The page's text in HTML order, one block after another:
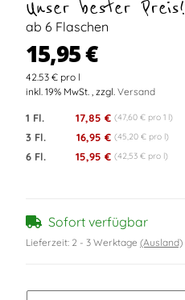
Unser bester Preis!
ab 6 Flaschen
15,95 €
42.53 € pro l
inkl. 19% MwSt. , zzgl. Versand
1 Fl. 17,85 € (47,60 € pro 1 l)
3 Fl. 16,95 € (45,20 € pro l)
6 Fl. 15,95 € (42,53 € pro l)
Sofort verfügbar
Lieferzeit: 2 - 3 Werktage (Ausland)